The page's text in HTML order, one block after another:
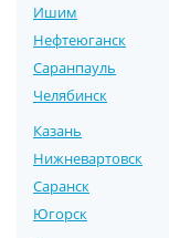
Ишим
Нефтеюганск
Саранпауль
Челябинск
Казань
Нижневартовск
Саранск
Югорск